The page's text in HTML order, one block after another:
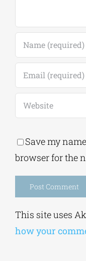
Save my
browser for the
This site uses
how your